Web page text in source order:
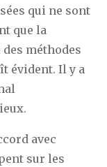
qui ne sont
que la
méthodes
évident. Il y a
avec
sur les